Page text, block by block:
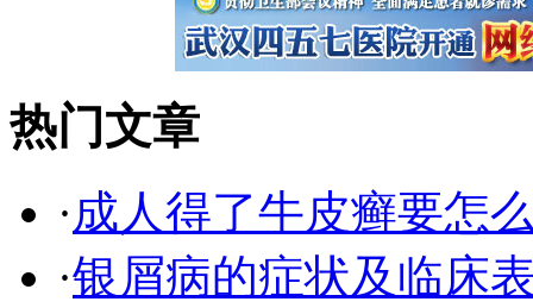
热门文章
·成人得了牛皮癣要怎
·银屑病的症状及临床